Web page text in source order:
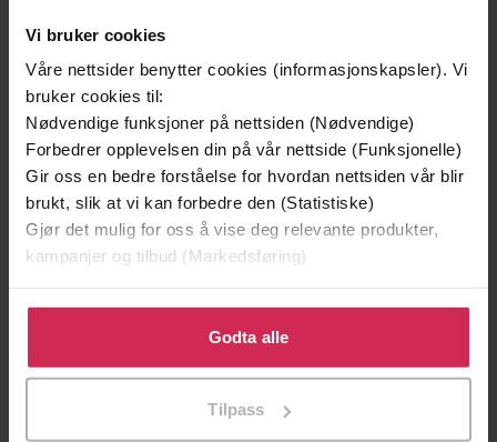
Vi bruker cookies
Våre nettsider benytter cookies (informasjonskapsler). Vi
bruker cookies til:
Nødvendige funksjoner på nettsiden (Nødvendige)
Forbedrer opplevelsen din på vår nettside (Funksjonelle)
Gir oss en bedre forståelse for hvordan nettsiden vår blir
brukt, slik at vi kan forbedre den (Statistiske)
Gjør det mulig for oss å vise deg relevante produkter,
kampanjer og tilbud (Markedsføring)
Klikk på «Godta alle» for å gi oss ditt samtykke til å
bruke cookies for alle disse formålene. Du kan også
tilpasse ditt samtykke til spesifikke formål ved å klikke
Godta alle
Tilpass
199,-
Jo Nesbø
Jørn Lier Horst